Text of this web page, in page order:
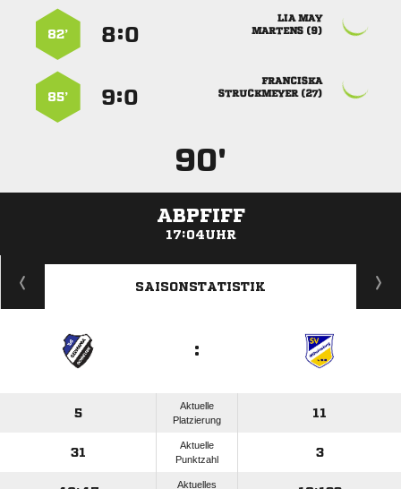
 
 
:
82’

 
:
85’
90'
ABPFIFF
17:04UHR
ANZEIGE
SAISONSTATISTIK
:
5
Aktuelle
Platzierung
11
31
Aktuelle
Punktzahl
3
Aktuelles